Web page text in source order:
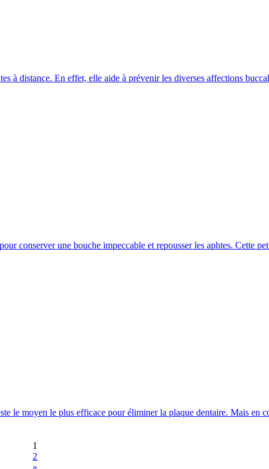
à distance. En effet, elle aide à prévenir les diverses affections
conserver une bouche impeccable et repousser les aphtes. Cette
le moyen le plus efficace pour éliminer la plaque dentaire. Mais en
1
2
»